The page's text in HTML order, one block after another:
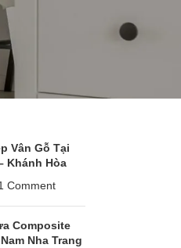
Vân Gỗ Tại
Khánh Hòa
Comment
Composite
Nha Trang